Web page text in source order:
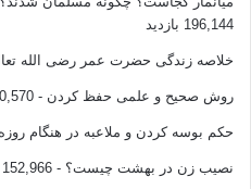
196,144 بازدید
خلاصه زندگی حضرت عمر رضی الله
روش صحیح و علمی حفظ کردن - 180,570 بازدید
حکم بوسه کردن و ملاعبه در هنگام روزه
نصیب زن در بهشت چیست؟ - 152,966 بازدید